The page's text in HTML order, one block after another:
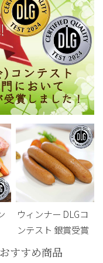
ウィンナー DLGコ
ンテスト 銀賞受賞
すすめ商品